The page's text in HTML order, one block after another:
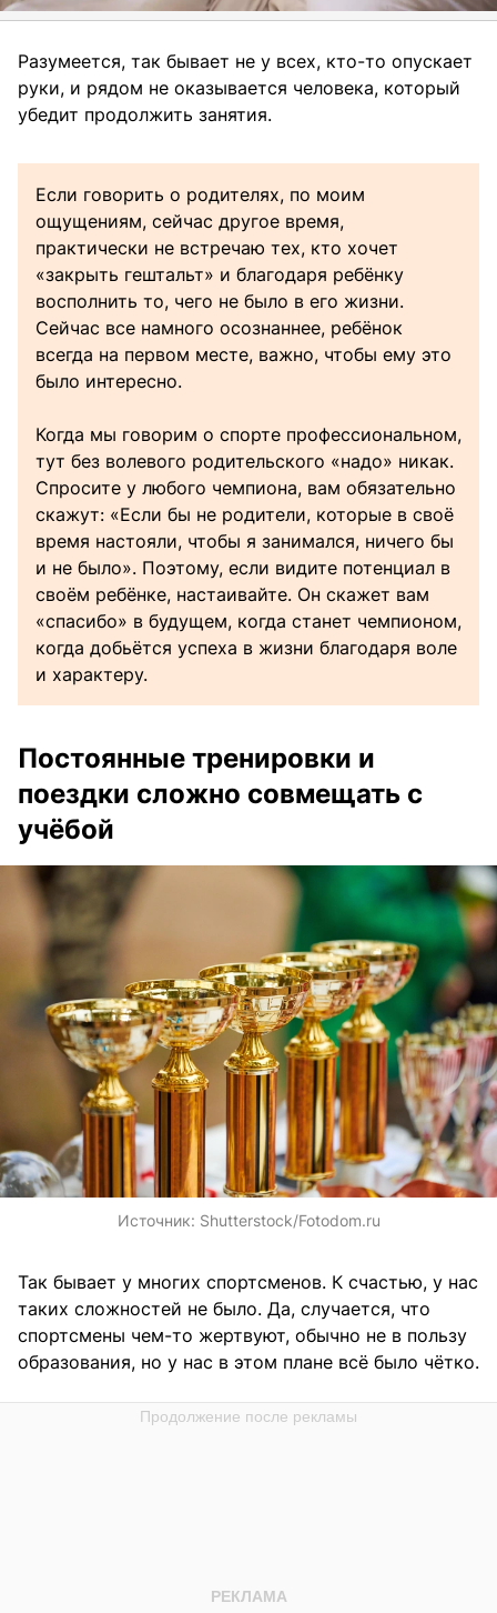
Разумеется, так бывает не у всех, кто-то опускает
руки, и рядом не оказывается человека, который
убедит продолжить занятия.
Если говорить о родителях, по моим
ощущениям, сейчас другое время,
практически не встречаю тех, кто хочет
«закрыть гештальт» и благодаря ребёнку
восполнить то, чего не было в его жизни.
Сейчас все намного осознаннее, ребёнок
всегда на первом месте, важно, чтобы ему это
было интересно.
Когда мы говорим о спорте профессиональном,
тут без волевого родительского «надо» никак.
Спросите у любого чемпиона, вам обязательно
скажут: «Если бы не родители, которые в своё
время настояли, чтобы я занимался, ничего бы
и не было». Поэтому, если видите потенциал в
своём ребёнке, настаивайте. Он скажет вам
«спасибо» в будущем, когда станет чемпионом,
когда добьётся успеха в жизни благодаря воле
и характеру.
Постоянные тренировки и
поездки сложно совмещать с
учëбой
Источник: Shutterstock/Fotodom.ru
Так бывает у многих спортсменов. К счастью, у нас
таких сложностей не было. Да, случается, что
спортсмены чем-то жертвуют, обычно не в пользу
образования, но у нас в этом плане всё было чётко.